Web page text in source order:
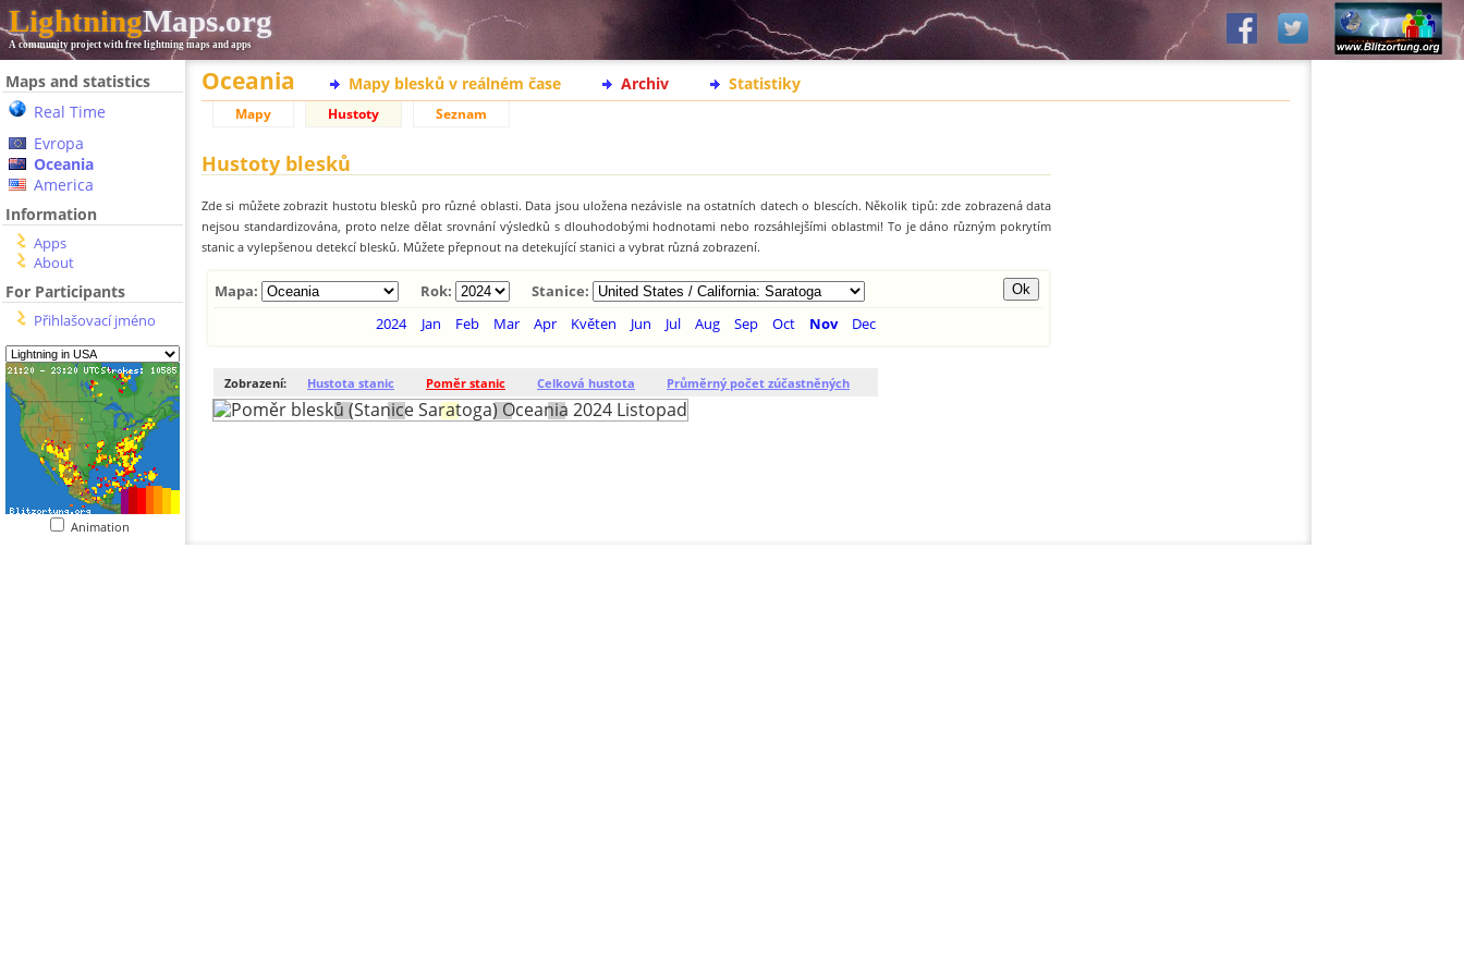
LightningMaps.org
A community project with free lightning maps and apps
Maps and statistics
Real Time
Evropa
Oceania
America
Information
Apps
About
For Participants
Přihlašovací jméno
Animation
Oceania Mapy blesků v reálném čase Archiv Statistiky
Mapy Hustoty Seznam
Hustoty blesků
Zde si můžete zobrazit hustotu blesků pro různé oblasti. Data jsou uložena nezávisle na ostatních datech o blescích. Několik tipů: zde zobrazená data
nejsou standardizována, proto nelze dělat srovnání výsledků s dlouhodobými hodnotami nebo rozsáhlejšími oblastmi! To je dáno různým pokrytím
stanic a vylepšenou detekcí blesků. Můžete přepnout na detekující stanici a vybrat různá zobrazení.
Mapa: Rok:
Stanice:
2024
Jan Feb Mar Apr Květen Jun Jul Aug Sep Oct Nov Dec
Zobrazení: Hustota stanic Poměr stanic Celková hustota Průměrný počet zúčastněných